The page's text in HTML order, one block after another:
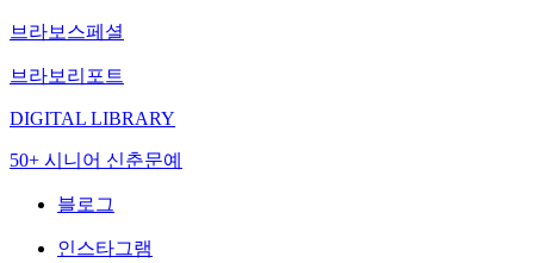
브라보스페셜
브라보리포트
DIGITAL LIBRARY
50+ 시니어 신춘문예
블로그
인스타그램